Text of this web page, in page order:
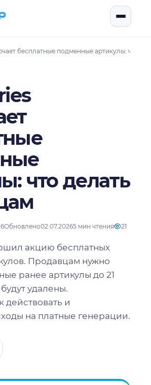
бесплатные подменные артикулы: что
что делать
Обновлено02.07.20265 мин чтения 21
акцию бесплатных
Продавцам нужно
ранее артикулы до 21
удалены.
действовать и
на платные генерации.